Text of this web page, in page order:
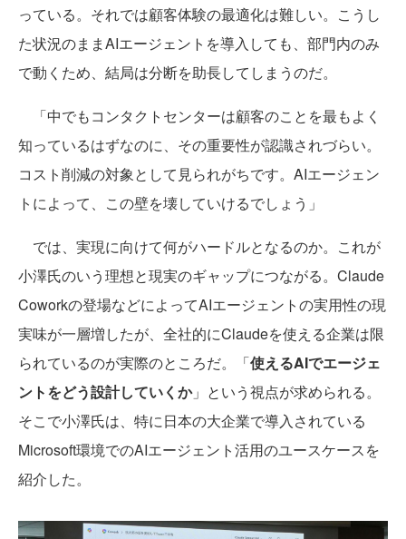
っている。それでは顧客体験の最適化は難しい。こうし
た状況のままAIエージェントを導入しても、部門内のみ
で動くため、結局は分断を助長してしまうのだ。
「中でもコンタクトセンターは顧客のことを最もよく
知っているはずなのに、その重要性が認識されづらい。
コスト削減の対象として見られがちです。AIエージェン
トによって、この壁を壊していけるでしょう」
では、実現に向けて何がハードルとなるのか。これが
小澤氏のいう理想と現実のギャップにつながる。Claude
Coworkの登場などによってAIエージェントの実用性の現
実味が一層増したが、全社的にClaudeを使える企業は限
られているのが実際のところだ。「使えるAIでエージェ
ントをどう設計していくか」という視点が求められる。
そこで小澤氏は、特に日本の大企業で導入されている
Microsoft環境でのAIエージェント活用のユースケースを
紹介した。